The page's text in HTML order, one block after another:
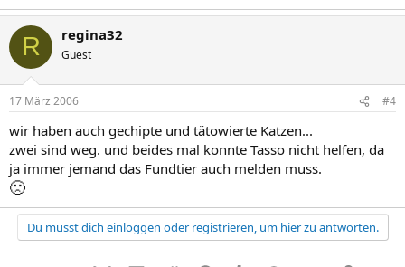
R regina32
Guest
17 März 2006 #4
wir haben auch gechipte und tätowierte Katzen...
zwei sind weg. und beides mal konnte Tasso nicht helfen, da
ja immer jemand das Fundtier auch melden muss.
🙁
Du musst dich einloggen oder registrieren, um hier zu antworten.